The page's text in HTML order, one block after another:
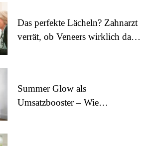
Das perfekte Lächeln? Zahnarzt
verrät, ob Veneers wirklich das
Summer Glow als
Umsatzbooster – Wie